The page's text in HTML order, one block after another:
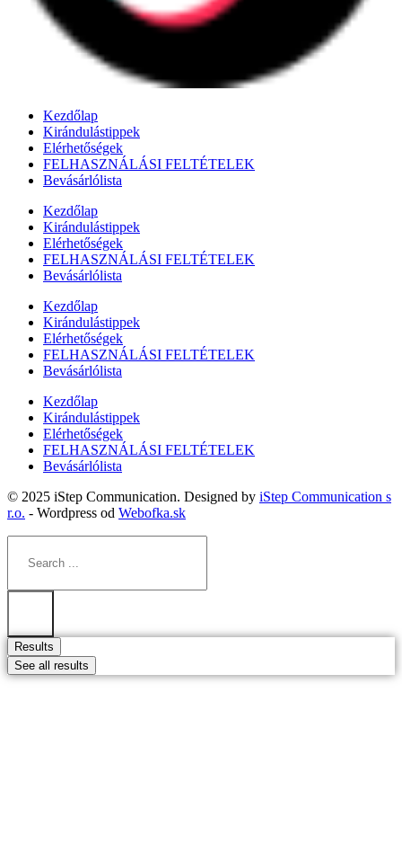
Kezdőlap
Kirándulástippek
Elérhetőségek
FELHASZNÁLÁSI FELTÉTELEK
Bevásárlólista
Kezdőlap
Kirándulástippek
Elérhetőségek
FELHASZNÁLÁSI FELTÉTELEK
Bevásárlólista
Kezdőlap
Kirándulástippek
Elérhetőségek
FELHASZNÁLÁSI FELTÉTELEK
Bevásárlólista
Kezdőlap
Kirándulástippek
Elérhetőségek
FELHASZNÁLÁSI FELTÉTELEK
Bevásárlólista
© 2025 iStep Communication. Designed by iStep Communication s
r.o. - Wordpress od Webofka.sk
Results
See all results